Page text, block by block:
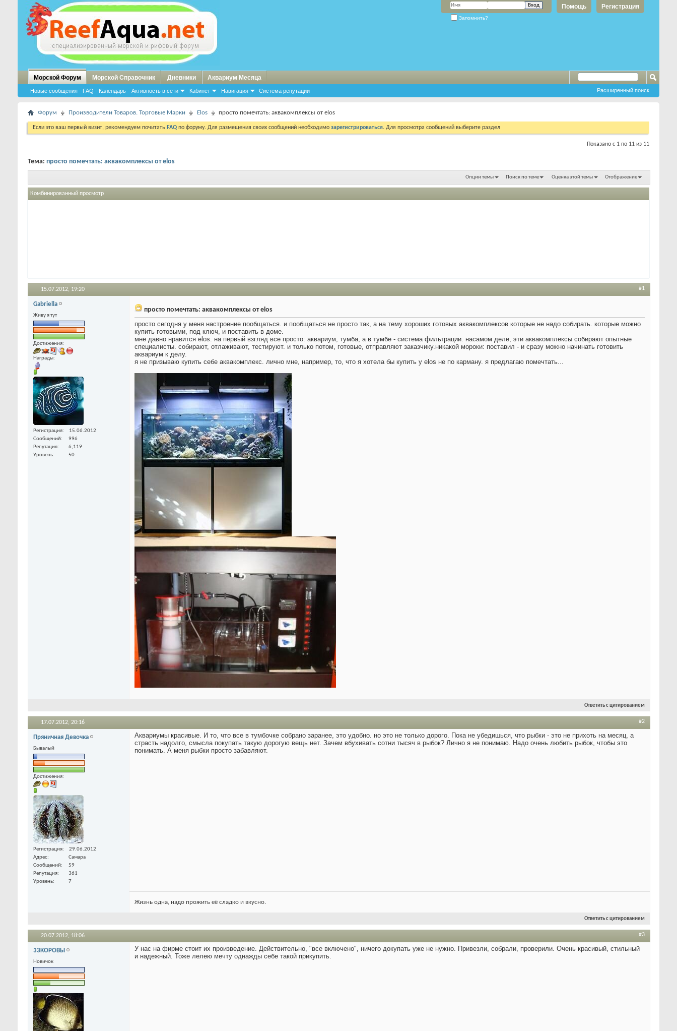
Регистрация
Помощь
Запомнить?
Морской Форум
Новые сообщения FAQ Календарь Активность в сети Кабинет Навигация Система репутации
Морской Справочник Дневники Аквариум Месяца
Расширенный поиск
Форум Производители Товаров. Торговые Марки Elos просто помечтать: аквакомплексы от elos
Если это ваш первый визит, рекомендуем почитать FAQ по форуму. Для размещения своих сообщений необходимо зарегистрироваться. Для просмотра сообщений выберите раздел
Показано с 1 по 11 из 11
Тема: просто помечтать: аквакомплексы от elos
Опции темы Поиск по теме Оценка этой темы Отображение
Комбинированный просмотр
15.07.2012, 19:20 #1
Gabriella
Живу я тут
Достижения:
Награды:
Регистрация
15.06.2012
Сообщений
996
Репутация
6,119
Уровень
50
просто помечтать: аквакомплексы от elos
просто сегодня у меня настроение пообщаться. и пообщаться не просто так, а на тему хороших готовых аквакомплексов которые не надо собирать. которые можно
купить готовыми, под ключ, и поставить в доме.
мне давно нравится elos. на первый взгляд все просто: аквариум, тумба, а в тумбе - система фильтрации. насамом деле, эти аквакомплексы собирают опытные
специалисты. собирают, отлаживают, тестируют. и только потом, готовые, отправляют заказчику.никакой мороки: поставил - и сразу можно начинать готовить
аквариум к делу.
я не призываю купить себе аквакомплекс. лично мне, например, то, что я хотела бы купить у elos не по карману. я предлагаю помечтать...
Ответить с цитированием
17.07.2012, 20:16 #2
Пряничная Девочка
Бывалый
Достижения:
Регистрация
29.06.2012
Адрес
Самара
Сообщений
59
Репутация
361
Уровень
7
Аквариумы красивые. И то, что все в тумбочке собрано заранее, это удобно. но это не только дорого. Пока не убедишься, что рыбки - это не прихоть на месяц, а
страсть надолго, смысла покупать такую дорогую вещь нет. Зачем вбухивать сотни тысяч в рыбок? Лично я не понимаю. Надо очень любить рыбок, чтобы это
понимать. А меня рыбки просто забавляют.
Жизнь одна, надо прожить её сладко и вкусно.
Ответить с цитированием
20.07.2012, 18:06 #3
33КОРОВЫ
Новичок
У нас на фирме стоит их произведение. Действительно, "все включено", ничего докупать уже не нужно. Привезли, собрали, проверили. Очень красивый, стильный
и надежный. Тоже лелею мечту однажды себе такой прикупить.